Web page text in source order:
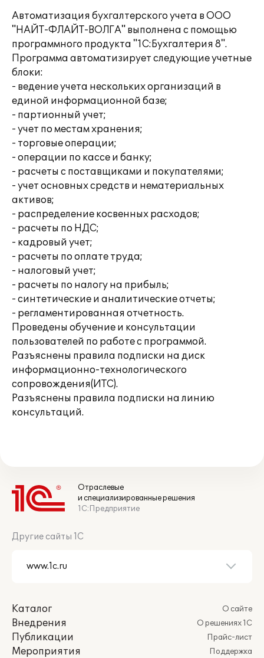
Автоматизация бухгалтерского учета в ООО
"НАЙТ-ФЛАЙТ-ВОЛГА" выполнена с помощью
программного продукта "1С:Бухгалтерия 8".
Программа автоматизирует следующие учетные
блоки:
- ведение учета нескольких организаций в
единой информационной базе;
- партионный учет;
- учет по местам хранения;
- торговые операции;
- операции по кассе и банку;
- расчеты с поставщиками и покупателями;
- учет основных средств и нематериальных
активов;
- распределение косвенных расходов;
- расчеты по НДС;
- кадровый учет;
- расчеты по оплате труда;
- налоговый учет;
- расчеты по налогу на прибыль;
- синтетические и аналитические отчеты;
- регламентированная отчетность.
Проведены обучение и консультации
пользователей по работе с программой.
Разъяснены правила подписки на диск
информационно-технологического
сопровождения(ИТС).
Разъяснены правила подписки на линию
консультаций.
Отраслевые
и специализированные решения
1С:Предприятие
Другие сайты 1С
Каталог
Внедрения
Публикации
Мероприятия
О сайте
О решениях 1С
Прайс-лист
Поддержка